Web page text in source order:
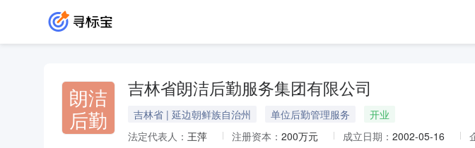
朗洁
后勤
吉林省朗洁后勤服务集团有限公司
吉林省 | 延边朝鲜族自治州 单位后勤管理服务
开业
法定代表人： 王萍 注册资本： 200万元 成立日期： 2002-05-16